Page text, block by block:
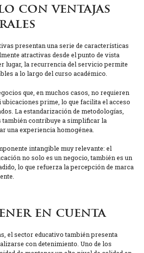
con ventajas
presentan una serie de características
atractivas desde el punto de vista
lugar, la recurrencia del servicio permite
a lo largo del curso académico.
que, en muchos casos, no requieren
prime, lo que facilita el acceso
La estandarización de metodologías,
también contribuye a simplificar la
una experiencia homogénea.
intangible muy relevante: el
no solo es un negocio, también es un
lo que refuerza la percepción de marca
en cuenta
el sector educativo también presenta
con detenimiento. Uno de los